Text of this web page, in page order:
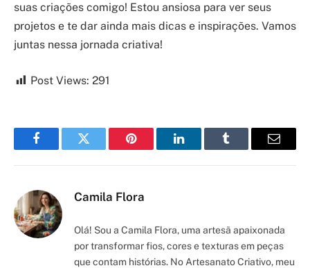
suas criações comigo! Estou ansiosa para ver seus
projetos e te dar ainda mais dicas e inspirações. Vamos
juntas nessa jornada criativa!
Post Views: 291
FacebookTwitter Pinterest LinkedInTumblr Email
Camila Flora
Olá! Sou a Camila Flora, uma artesã apaixonada
por transformar fios, cores e texturas em peças
que contam histórias. No Artesanato Criativo, meu